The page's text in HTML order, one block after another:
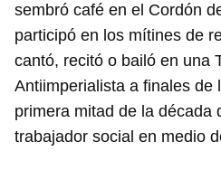
sembró café en el Cordón
participó en los mítines de
cantó, recitó o bailó en una
Antiimperialista a finales de
primera mitad de la década
trabajador social en medio